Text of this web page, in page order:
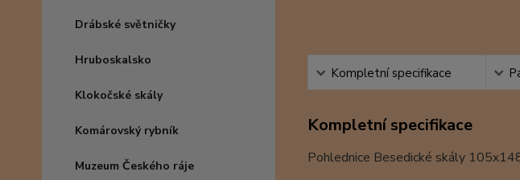
Drábské světničky
Hruboskalsko
Klokočské skály
Komárovský rybník
Muzeum Českého ráje
Kompletní specifikace
Kompletní specifikace
Pohlednice Besedické skály